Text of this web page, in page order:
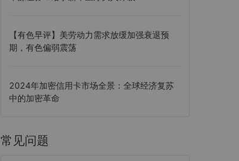
【有色早评】美劳动力需求放缓加强衰退预
期，有色偏弱震荡
2024年加密信用卡市场全景：全球经济复苏
中的加密革命
常见问题